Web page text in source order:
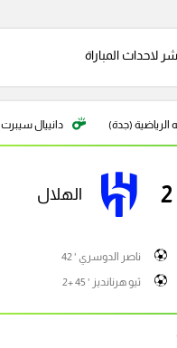
لاحداث المباراة
الرياضية (جدة) دانييال سيبرت
2 الهلال
ناصر الدوسري ' 42
ثيو هرنانديز ' 45 +2